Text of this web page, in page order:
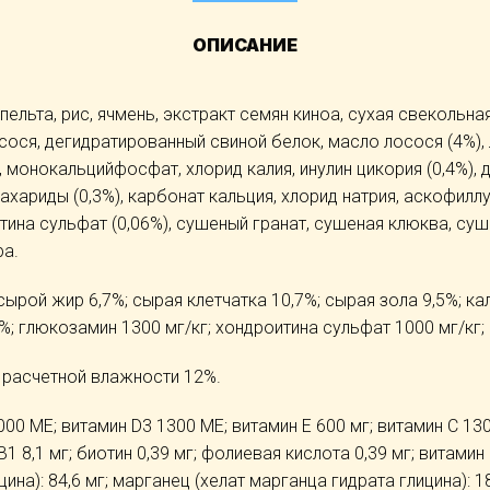
ОПИСАНИЕ
рис, ячмень, экстракт семян киноа, сухая
дегидратированный свиной белок, масло лосося
хлорид калия, инулин цикория
(0,3%), карбонат кальция, хлорид натрия,
сульфат (0,06%), сушеный гранат, сушеная клюква,
жир 6,7%; сырая клетчатка 10,7%; сырая зола 9,5%;
глюкозамин 1300 мг/кг; хондроитина сульфат 1000 мг/
влажности 12%.
МЕ; витамин D3 1300 МЕ; витамин Е 600 мг; витамин С
8,1 мг; биотин 0,39 мг; фолиевая кислота 0,39 мг;
84,6 мг; марганец (хелат марганца гидрата